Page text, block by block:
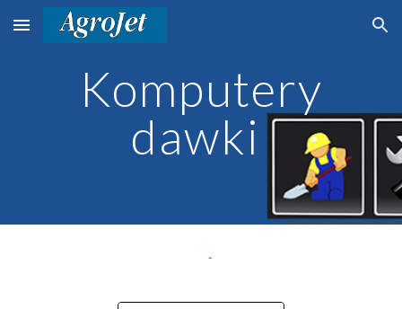
Skip to main content Skip to navigation
Komputery
dawki